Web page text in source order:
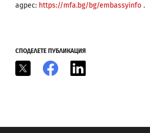
адрес: https://mfa.bg/bg/embassyinfo .
СПОДЕЛЕТЕ ПУБЛИКАЦИЯ
Facebook